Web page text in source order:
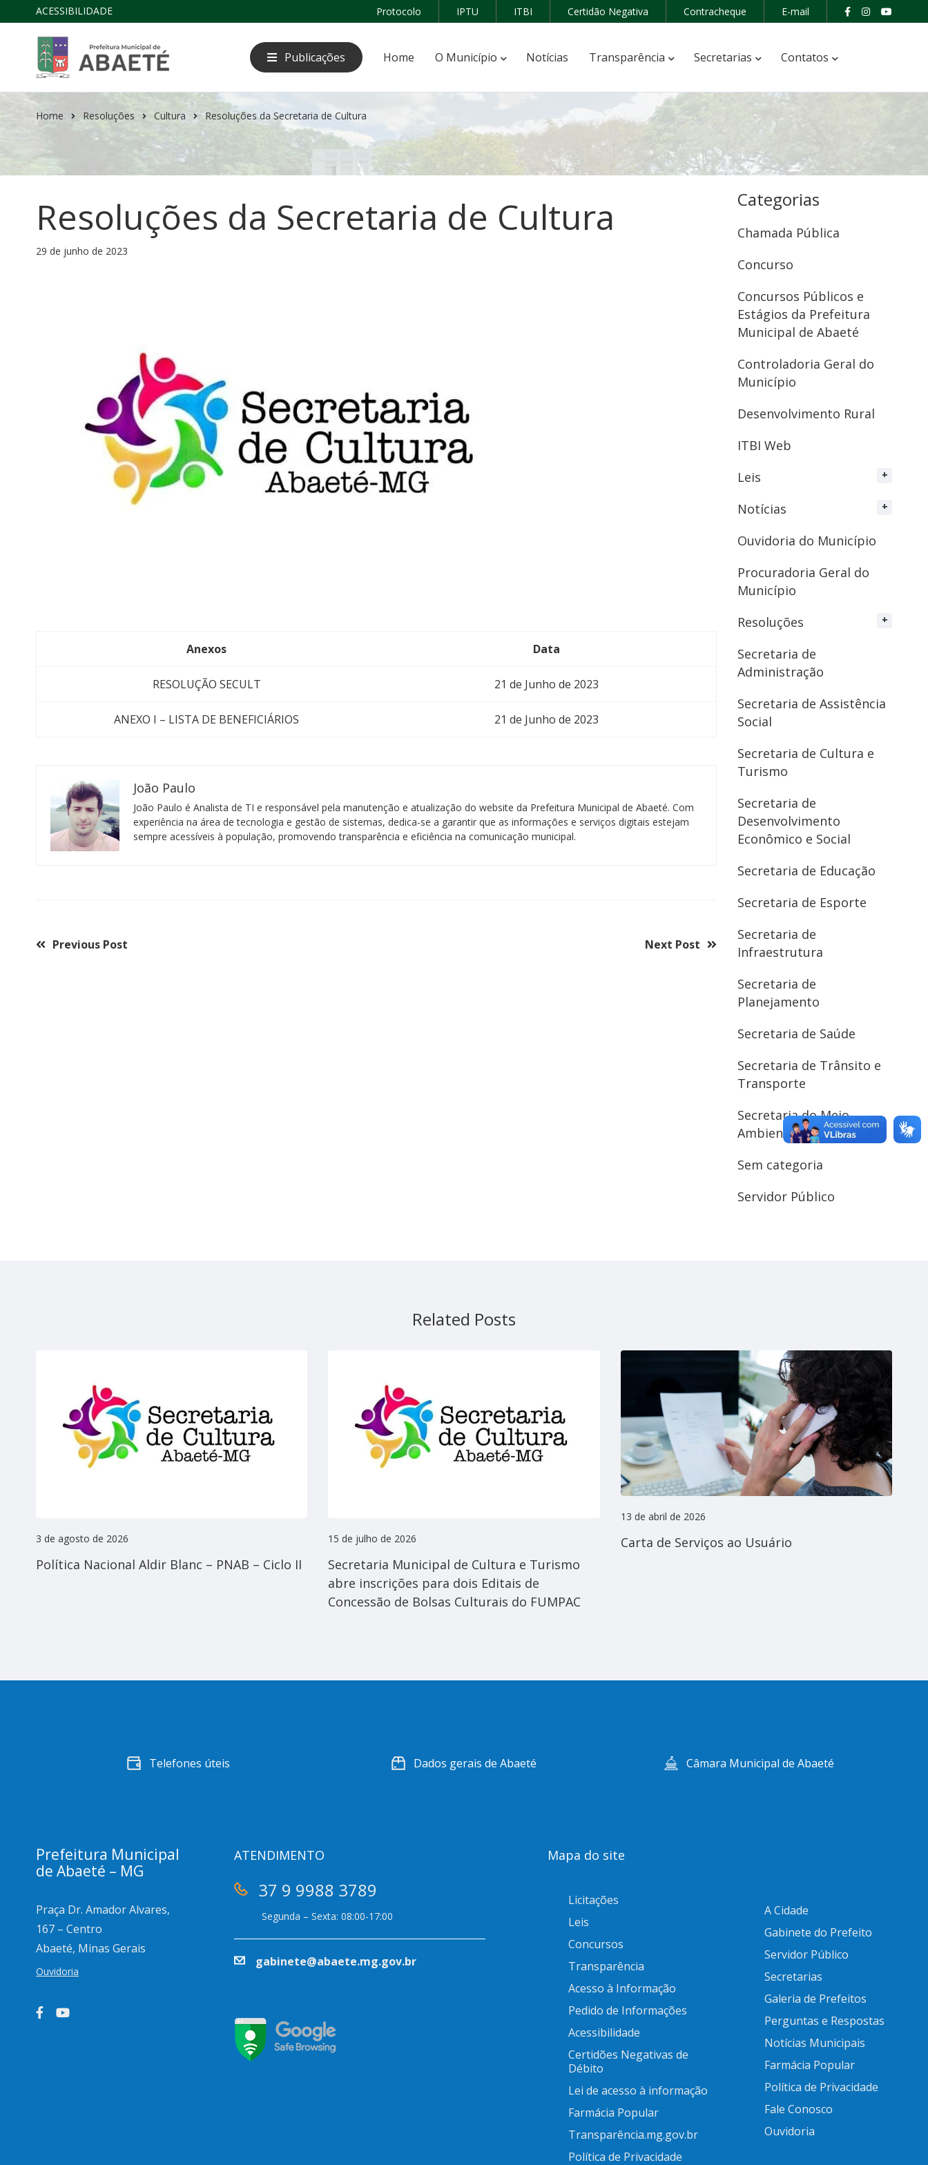
ACESSIBILIDADE Protocolo IPTU ITBI Certidão Negativa Contracheque E-mail
Publicações Home O Município Notícias Transparência Secretarias Contatos
Home Resoluções Cultura Resoluções da Secretaria de Cultura
Resoluções da Secretaria de Cultura
29 de junho de 2023
Anexos Data
RESOLUÇÃO SECULT 21 de Junho de 2023
ANEXO I – LISTA DE BENEFICIÁRIOS 21 de Junho de 2023
João Paulo
João Paulo é Analista de TI e responsável pela manutenção e atualização do website da Prefeitura Municipal de Abaeté. Com
experiência na área de tecnologia e gestão de sistemas, dedica-se a garantir que as informações e serviços digitais estejam
sempre acessíveis à população, promovendo transparência e eficiência na comunicação municipal.
Previous Post Next Post
Categorias
Chamada Pública
Concurso
Concursos Públicos e
Estágios da Prefeitura
Municipal de Abaeté
Controladoria Geral do
Município
Desenvolvimento Rural
ITBI Web
Leis
Notícias
Ouvidoria do Município
Procuradoria Geral do
Município
Resoluções
Secretaria de
Administração
Secretaria de Assistência
Social
Secretaria de Cultura e
Turismo
Secretaria de
Desenvolvimento
Econômico e Social
Secretaria de Educação
Secretaria de Esporte
Secretaria de
Infraestrutura
Secretaria de
Planejamento
Secretaria de Saúde
Secretaria de Trânsito e
Transporte
Secretaria do Meio
Ambiente
Sem categoria
Servidor Público
Related Posts
Política Nacional Aldir Blanc – PNAB – Ciclo II
3 de agosto de 2026
Secretaria Municipal de Cultura e Turismo
abre inscrições para dois Editais de
Concessão de Bolsas Culturais do FUMPAC
15 de julho de 2026 Carta de Serviços ao Usuário
13 de abril de 2026
Telefones úteis Dados gerais de Abaeté Câmara Municipal de Abaeté
Prefeitura Municipal
de Abaeté – MG
Praça Dr. Amador Alvares,
167 – Centro
Abaeté, Minas Gerais
Ouvidoria
ATENDIMENTO
37 9 9988 3789
Segunda – Sexta: 08:00-17:00
gabinete@abaete.mg.gov.br
Mapa do site
Licitações
Leis
Concursos
Transparência
Acesso à Informação
Pedido de Informações
Acessibilidade
Certidões Negativas de
Débito
Lei de acesso à informação
Farmácia Popular
Transparência.mg.gov.br
Política de Privacidade
A Cidade
Gabinete do Prefeito
Servidor Público
Secretarias
Galeria de Prefeitos
Perguntas e Respostas
Notícias Municipais
Farmácia Popular
Política de Privacidade
Fale Conosco
Ouvidoria